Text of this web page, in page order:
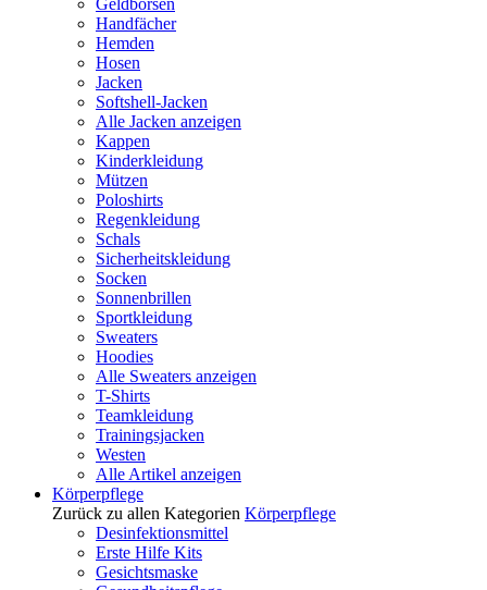
Geldbörsen
Handfächer
Hemden
Hosen
Jacken
Softshell-Jacken
Alle Jacken anzeigen
Kappen
Kinderkleidung
Mützen
Poloshirts
Regenkleidung
Schals
Sicherheitskleidung
Socken
Sonnenbrillen
Sportkleidung
Sweaters
Hoodies
Alle Sweaters anzeigen
T-Shirts
Teamkleidung
Trainingsjacken
Westen
Alle Artikel anzeigen
Körperpflege
Zurück zu allen Kategorien Körperpflege
Desinfektionsmittel
Erste Hilfe Kits
Gesichtsmaske